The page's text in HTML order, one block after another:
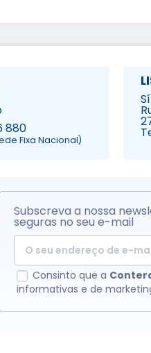
880
Fixa Nacional)
Subscreva a nossa
seguras no seu e-mail
Consinto que a
informativas e de